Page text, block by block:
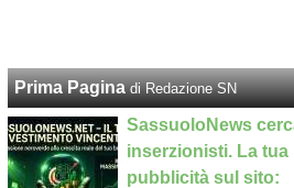
Prima Pagina di Redazione SN
SassuoloNews
inserzionisti. La tua
pubblicità sul sito: